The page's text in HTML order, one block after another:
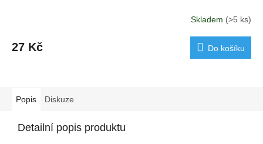
Skladem (>5 ks)
27 Kč Do košíku
Popis Diskuze
Detailní popis produktu